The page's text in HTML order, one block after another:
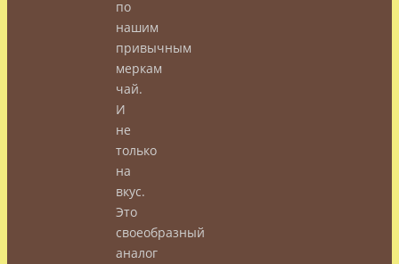
по
нашим
привычным
меркам
чай.
И
не
только
на
вкус.
Это
своеобразный
аналог